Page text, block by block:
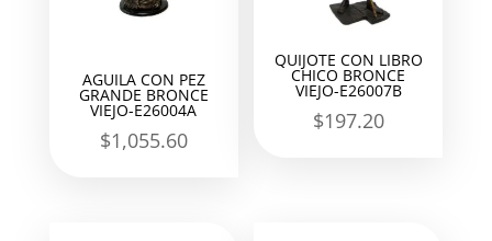
AGUILA CON PEZ
GRANDE BRONCE
VIEJO-E26004A
$1,055.60
QUIJOTE CON LIBRO
CHICO BRONCE
VIEJO-E26007B
$197.20